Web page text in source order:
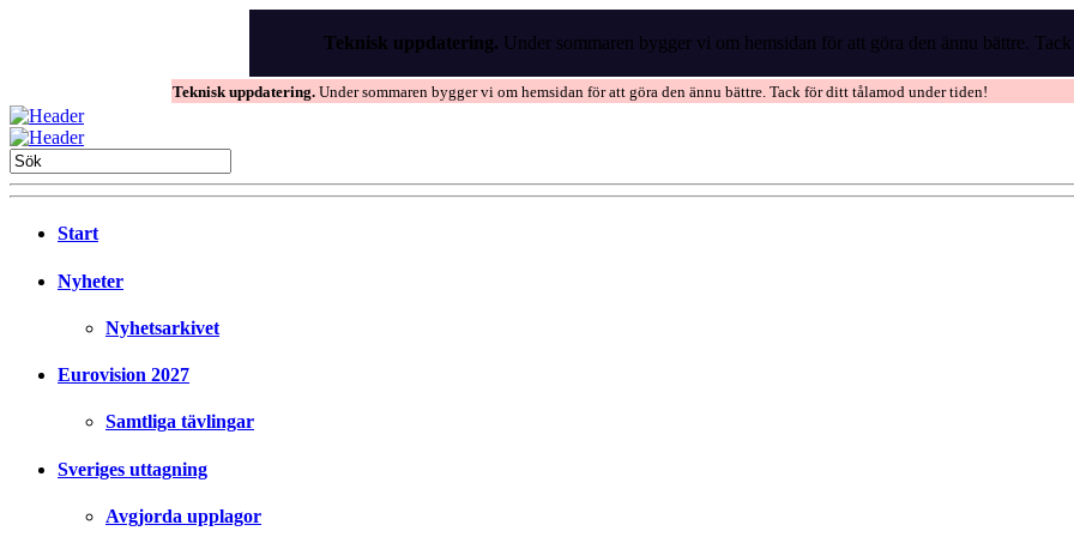
Teknisk uppdatering. Under sommaren bygger vi om hemsidan för att göra den ännu bättre.
Teknisk uppdatering. Under sommaren bygger vi om hemsidan för att göra den ännu bättre. Tack för ditt tålamod under tiden!
Start
Nyheter
Nyhetsarkivet
Eurovision 2027
Samtliga tävlingar
Sveriges uttagning
Avgjorda upplagor